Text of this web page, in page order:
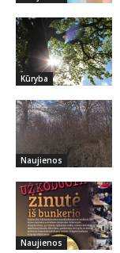
Kūryba
Naujienos
Naujienos